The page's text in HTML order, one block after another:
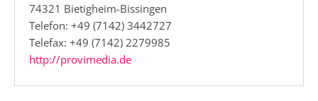
74321 Bietigheim-Bissingen
Telefon: +49 (7142) 3442727
Telefax: +49 (7142) 2279985
http://provimedia.de